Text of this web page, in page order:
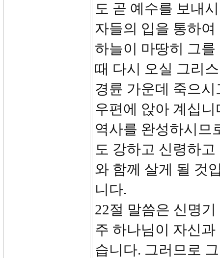
도 곧 예수를 보내
자들의 입을 통하
하늘이 마땅히 그
때 다시 오실 그리
경륜 가운데 죽으
우편에 앉아 계십
역사를 완성하시므
도 강하고 신령하
와 함께 살게 될 것
니다.
22절 말씀은 신명
주 하나님이 자신
습니다. 그러므로